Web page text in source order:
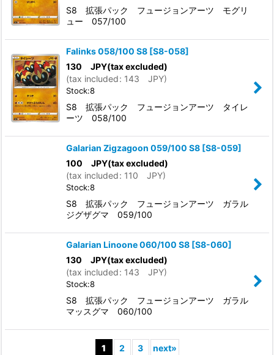
S8 拡張パック フュージョンアーツ モグリ
ュー 057/100
Falinks 058/100 S8 [S8-058]
130 JPY(tax excluded)
(tax included: 143 JPY)
Stock:8
S8 拡張パック フュージョンアーツ タイレ
ーツ 058/100
Galarian Zigzagoon 059/100 S8 [S8-059]
100 JPY(tax excluded)
(tax included: 110 JPY)
Stock:8
S8 拡張パック フュージョンアーツ ガラル
ジグザグマ 059/100
Galarian Linoone 060/100 S8 [S8-060]
130 JPY(tax excluded)
(tax included: 143 JPY)
Stock:8
S8 拡張パック フュージョンアーツ ガラル
マッスグマ 060/100
1 2 3 next»